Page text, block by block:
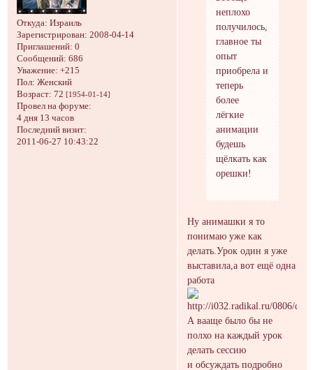
Откуда: Израиль
Зарегистрирован: 2008-04-14
Приглашений: 0
Сообщений: 686
Уважение: +215
Пол: Женский
Возраст: 72 [1954-01-14]
Провел на форуме:
4 дня 13 часов
Последний визит:
2011-06-27 10:43:22
неплохо
получилось,
главное ты
опыт
приобрела и
теперь
более
лёгкие
анимации
будешь
щёлкать как
орешки!
Ну анимашки я то
понимаю уже как
делать.Урок один я уже
выставила,а вот ещё одна
работа
А вааще было бы не
полхо на каждый урок
делать сессию
и обсуждать подробно